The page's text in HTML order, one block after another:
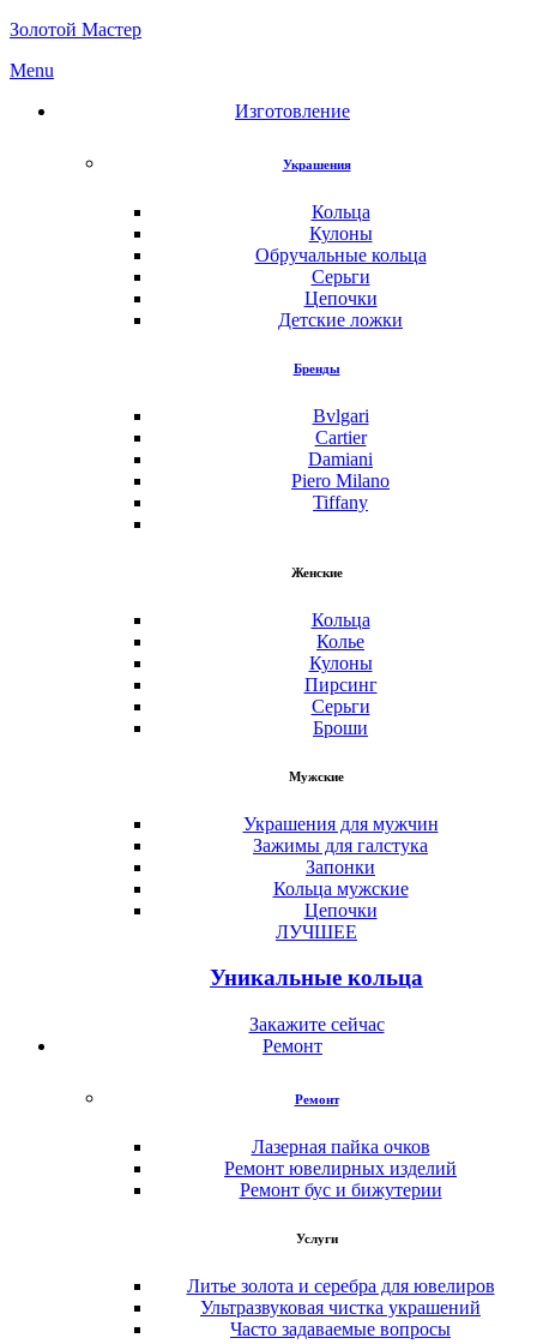
Золотой Мастер
Menu
Изготовление
Украшения
Кольца
Кулоны
Обручальные кольца
Серьги
Цепочки
Детские ложки
Бренды
Bvlgari
Cartier
Damiani
Piero Milano
Tiffany
Женские
Кольца
Колье
Кулоны
Пирсинг
Серьги
Броши
Мужские
Украшения для мужчин
Зажимы для галстука
Запонки
Кольца мужские
Цепочки
ЛУЧШЕЕ
Уникальные кольца
Закажите сейчас
Ремонт
Ремонт
Лазерная пайка очков
Ремонт ювелирных изделий
Ремонт бус и бижутерии
Услуги
Литье золота и серебра для ювелиров
Ультразвуковая чистка украшений
Часто задаваемые вопросы